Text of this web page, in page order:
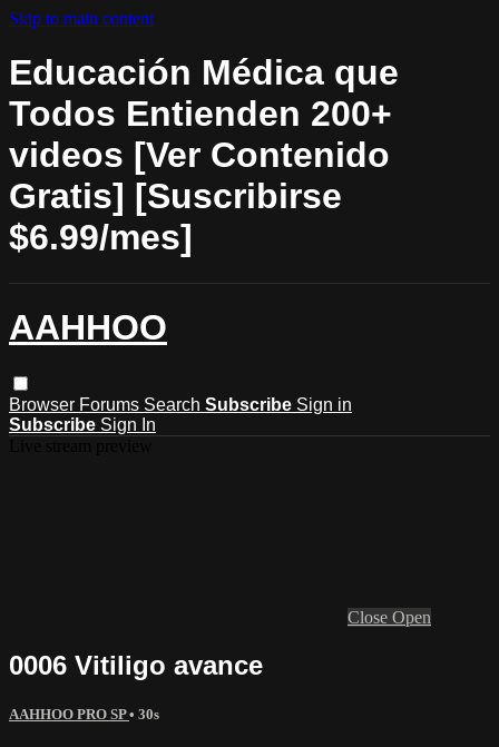
Skip to main content
Educación Médica que
Todos Entienden 200+
videos [Ver Contenido
Gratis] [Suscribirse
$6.99/mes]
AAHHOO
Browser Forums Search Subscribe Sign in
Subscribe Sign In
Close Open
0006 Vitiligo avance
AAHHOO PRO SP• 30s